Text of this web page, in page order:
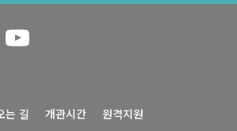
는 길 개관시간 원격지원
new window
Opens a new window